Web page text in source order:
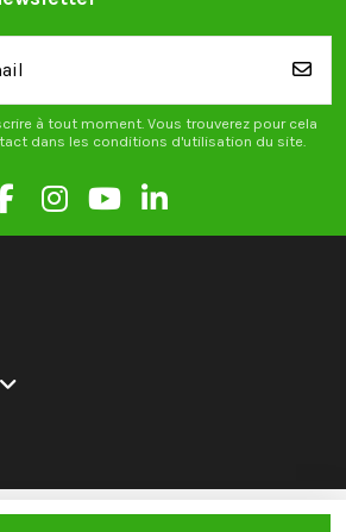
à tout moment. Vous trouverez pour cela
dans les conditions d'utilisation du site.